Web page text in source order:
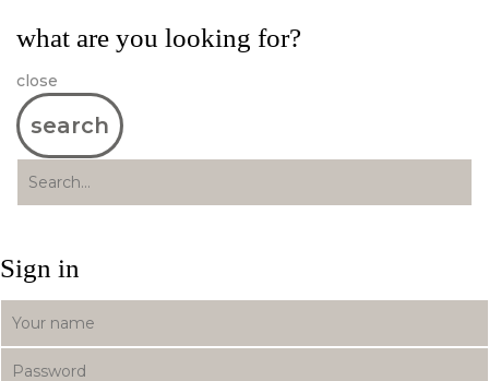
what are you looking for?
close
search
Sign in